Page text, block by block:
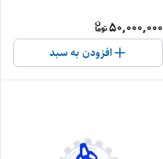
50,000,000
افزودن به سبد